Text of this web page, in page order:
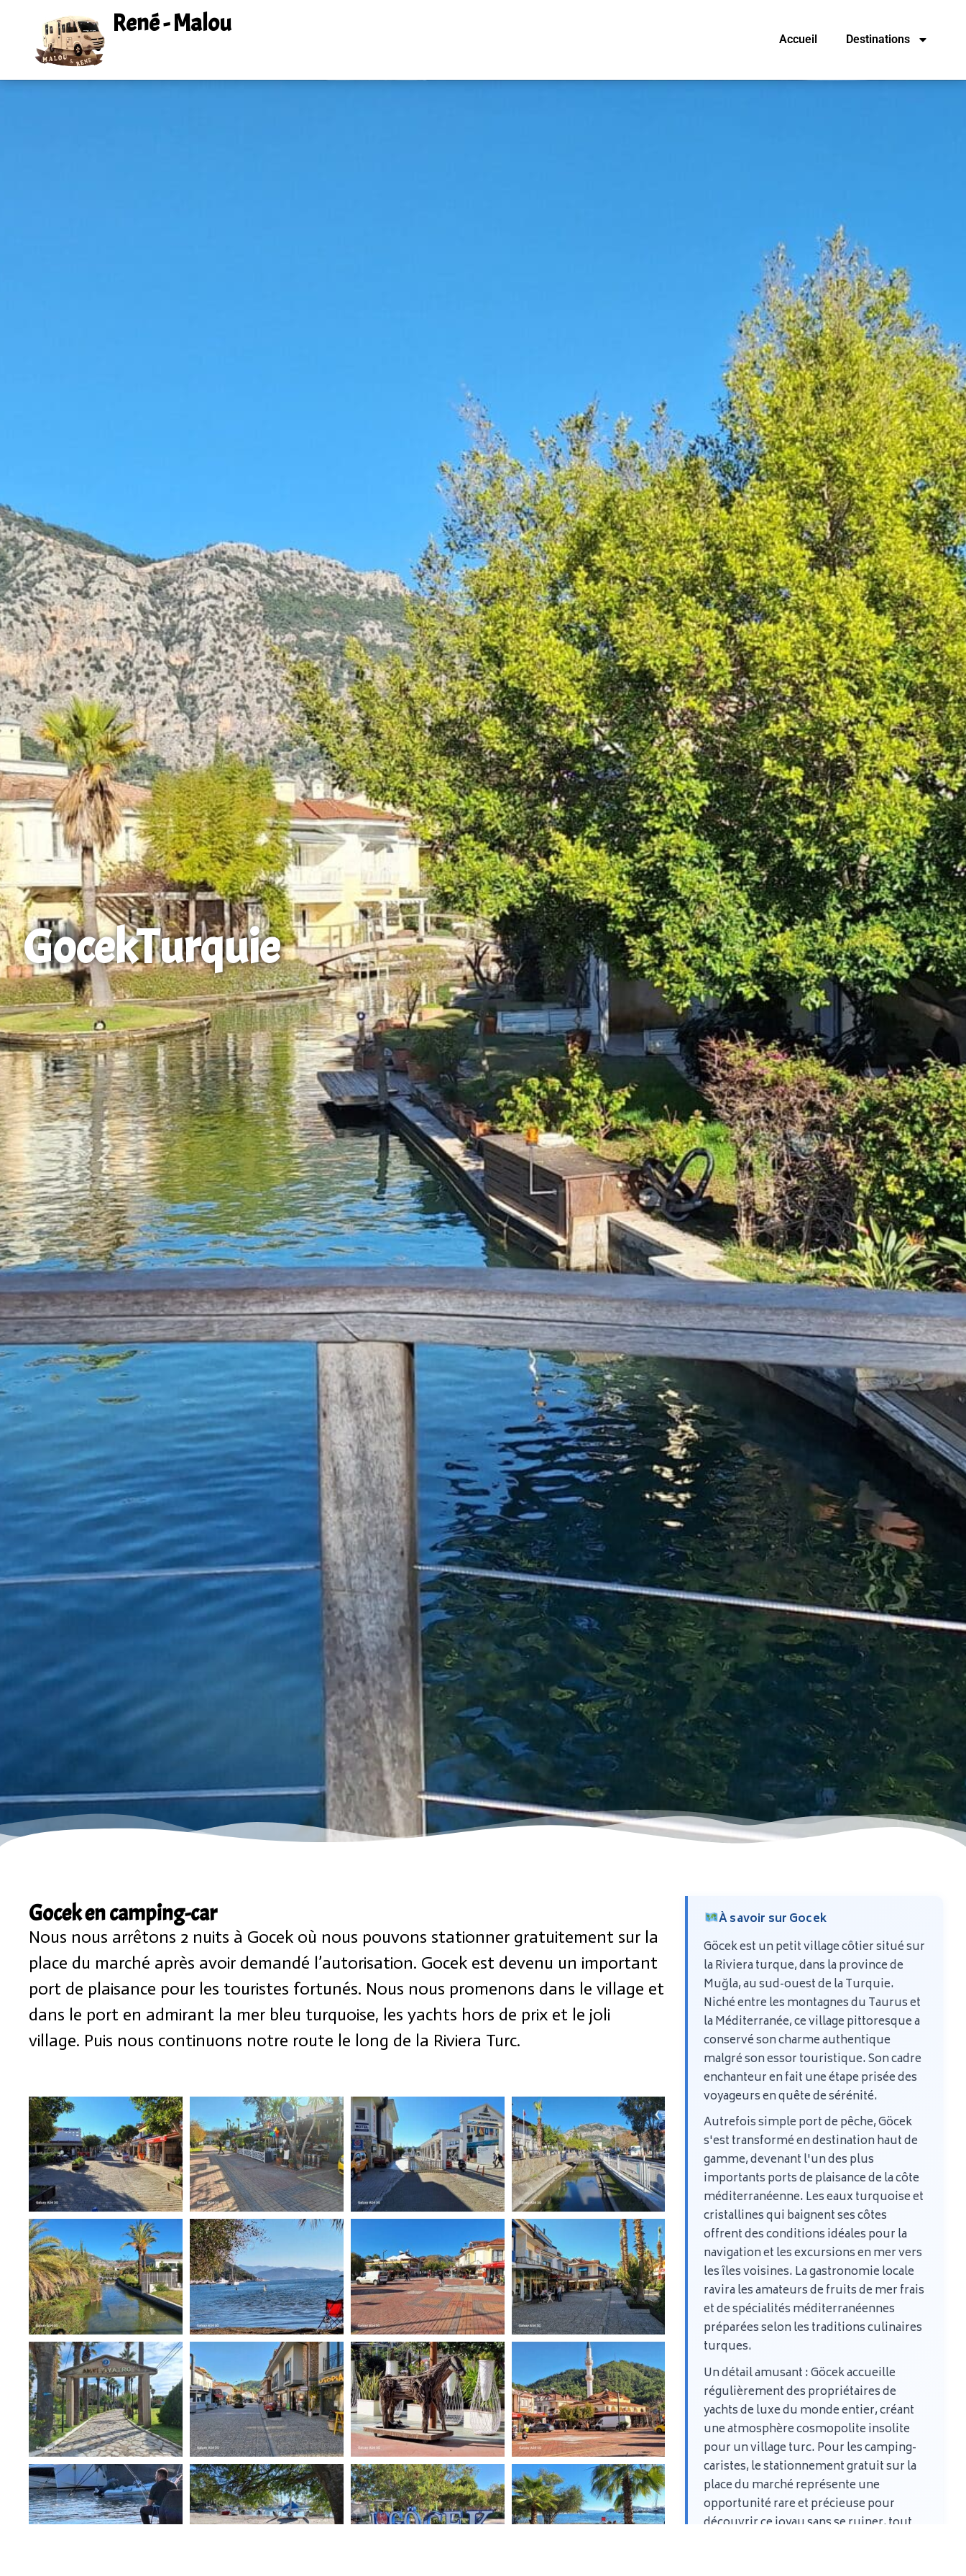
René - Malou
Accueil Destinations
GocekTurquie
Gocek en camping-car
Nous nous arrêtons 2 nuits à Gocek où nous pouvons stationner gratuitement sur la
place du marché après avoir demandé l’autorisation. Gocek est devenu un important
port de plaisance pour les touristes fortunés. Nous nous promenons dans le village et
dans le port en admirant la mer bleu turquoise, les yachts hors de prix et le joli
village. Puis nous continuons notre route le long de la Riviera Turc.
À savoir sur Gocek
Göcek est un petit village côtier situé sur
la Riviera turque, dans la province de
Muğla, au sud-ouest de la Turquie.
Niché entre les montagnes du Taurus et
la Méditerranée, ce village pittoresque a
conservé son charme authentique
malgré son essor touristique. Son cadre
enchanteur en fait une étape prisée des
voyageurs en quête de sérénité.
Autrefois simple port de pêche, Göcek
s'est transformé en destination haut de
gamme, devenant l'un des plus
importants ports de plaisance de la côte
méditerranéenne. Les eaux turquoise et
cristallines qui baignent ses côtes
offrent des conditions idéales pour la
navigation et les excursions en mer vers
les îles voisines. La gastronomie locale
ravira les amateurs de fruits de mer frais
et de spécialités méditerranéennes
préparées selon les traditions culinaires
turques.
Un détail amusant : Göcek accueille
régulièrement des propriétaires de
yachts de luxe du monde entier, créant
une atmosphère cosmopolite insolite
pour un village turc. Pour les camping-
caristes, le stationnement gratuit sur la
place du marché représente une
opportunité rare et précieuse pour
découvrir ce joyau sans se ruiner, tout